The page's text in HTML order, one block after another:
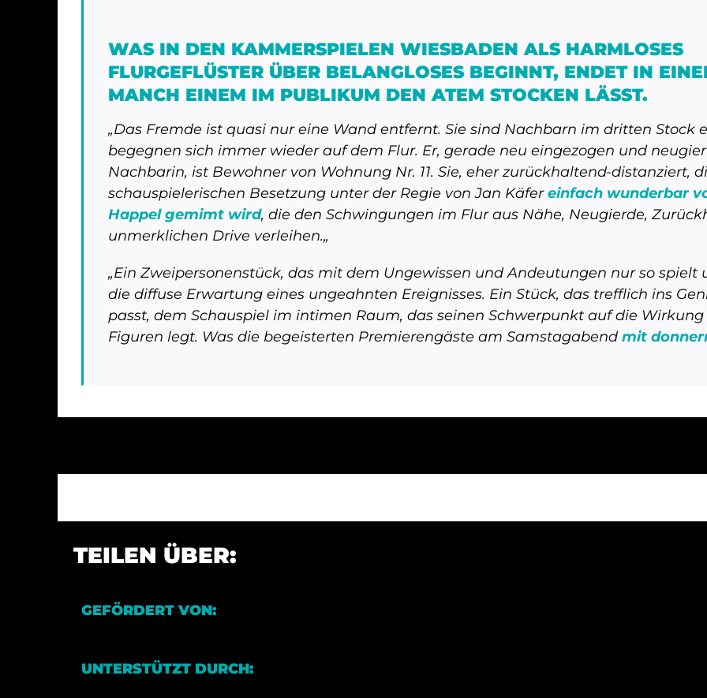
WAS IN DEN KAMMERSPIELEN WIESBADEN ALS HARMLOSES
FLURGEFLÜSTER ÜBER BELANGLOSES BEGINNT, ENDET IN
MANCH EINEM IM PUBLIKUM DEN ATEM STOCKEN LÄSST.
„Das Fremde ist quasi nur eine Wand entfernt. Sie sind Nachbarn im dritten Stock
begegnen sich immer wieder auf dem Flur. Er, gerade neu eingezogen und
Nachbarin, ist Bewohner von Wohnung Nr. 11. Sie, eher zurückhaltend-distanziert,
schauspielerischen Besetzung unter der Regie von Jan Käfereinfach wunderbar
Happel gemimt wird, die den Schwingungen im Flur aus Nähe, Neugierde,
unmerklichen Drive verleihen.„
„Ein Zweipersonenstück, das mit dem Ungewissen und Andeutungen nur so
die diffuse Erwartung eines ungeahnten Ereignisses. Ein Stück, das trefflich ins
passt, dem Schauspiel im intimen Raum, das seinen Schwerpunkt auf die
Figuren legt. Was die begeisterten Premierengäste am Samstagabend mit
TEILEN ÜBER:
GEFÖRDERT VON:
UNTERSTÜTZT DURCH: